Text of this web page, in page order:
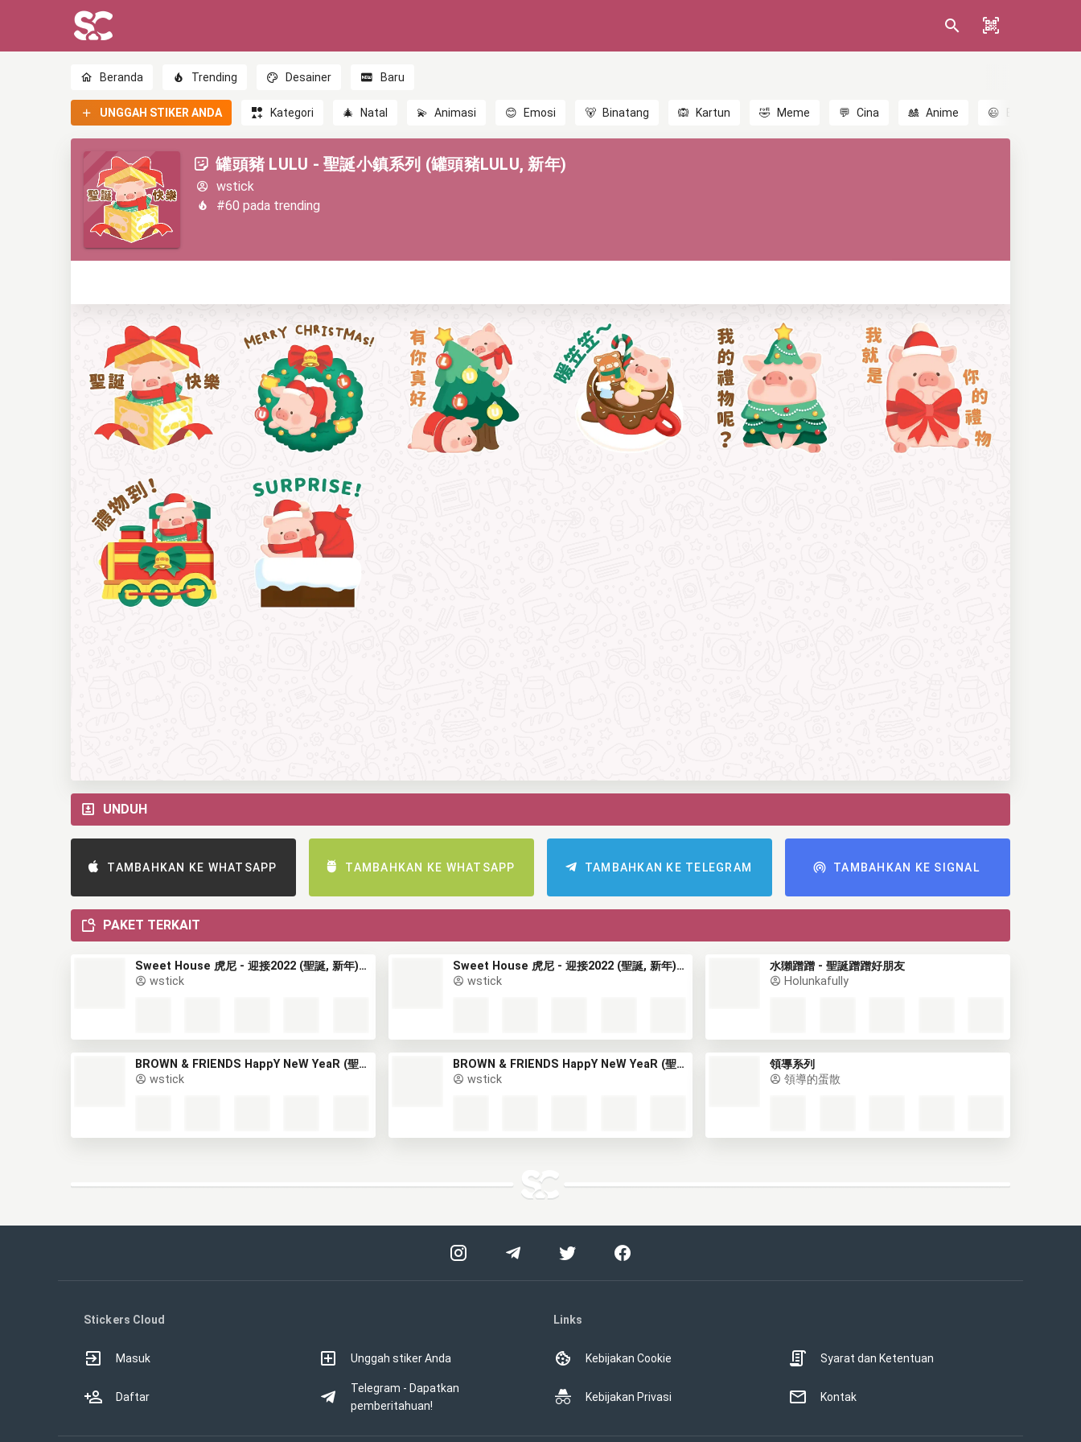
Beranda Trending Desainer Baru
UNGGAH STIKER ANDA Kategori 🎄 Natal 💫 Animasi 😊 Emosi 🐻 Binatang 🙉 Kartun 🤣 Meme 💬 Cina 🎎 Anime 😃
罐頭豬 LULU - 聖誕小鎮系列 (罐頭豬LULU, 新年)
wstick
#60 pada trending
UNDUH
TAMBAHKAN KE WHATSAPP TAMBAHKAN KE WHATSAPP TAMBAHKAN KE TELEGRAM TAMBAHKAN KE SIGNAL
PAKET TERKAIT
Sweet House 虎尼 - 迎接2022 (聖誕, 新年) (1)
wstick
Sweet House 虎尼 - 迎接2022 (聖誕, 新年) (2)
wstick
水獺蹭蹭 - 聖誕蹭蹭好朋友
Holunkafully
BROWN & FRIENDS HappY NeW YeaR (聖誕, 新年) (1)
wstick
BROWN & FRIENDS HappY NeW YeaR (聖誕, 新年) (2)
wstick
領導系列
領導的蛋散
Stickers Cloud
Masuk
Daftar
Unggah stiker Anda
Telegram - Dapatkan
pemberitahuan!
Links
Kebijakan Cookie
Kebijakan Privasi
Syarat dan Ketentuan
Kontak